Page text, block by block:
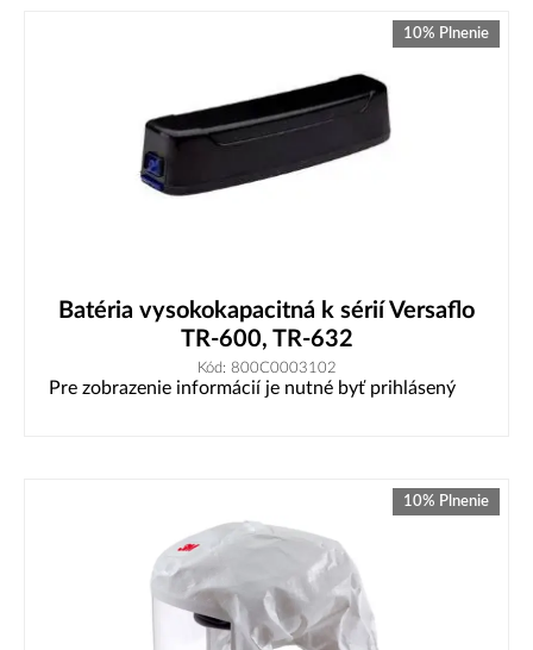
10% Plnenie
Batéria vysokokapacitná k sérií Versaflo
TR-600, TR-632
Kód: 800C0003102
Pre zobrazenie informácií je nutné byť prihlásený
10% Plnenie